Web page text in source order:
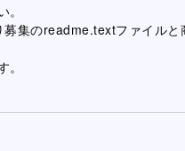
集のreadme.textファイルと